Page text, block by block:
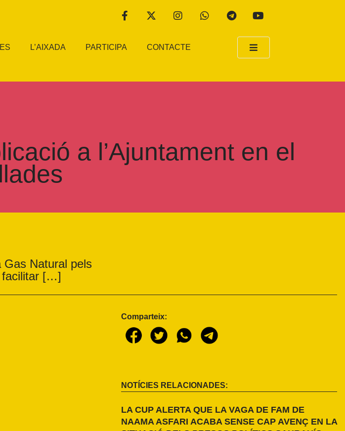
L’AIXADA PARTICIPA CONTACTE
a l’Ajuntament en el
Gas Natural pels
facilitar […]
Comparteix:
NOTÍCIES RELACIONADES:
LA CUP ALERTA QUE LA VAGA DE FAM DE
NAAMA ASFARI ACABA SENSE CAP AVENÇ EN LA